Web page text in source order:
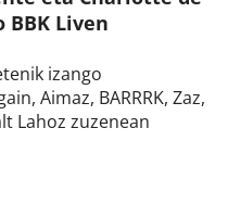
Liven
izango
Aimaz, BARRRK, Zaz,
Lahoz zuzenean